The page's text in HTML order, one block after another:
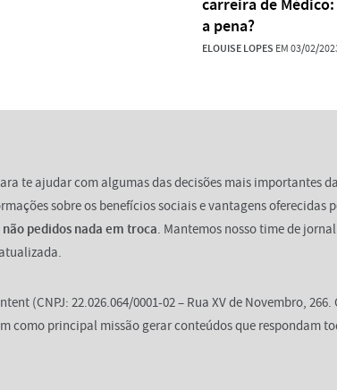
a pena?
ELOUISE LOPES EM 03/02/
te ajudar com algumas das decisões mais importantes
sobre os benefícios sociais e vantagens oferecidas
não pedidos nada em troca. Mantemos nosso time de
(CNPJ: 22.026.064/0001-02 – Rua XV de Novembro,
como principal missão gerar conteúdos que respondam